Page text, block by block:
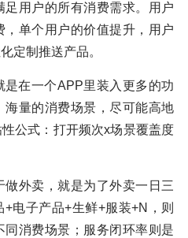
足用户的所有消费需求。用户
单个用户的价值提升，用户
定制推送产品。
在一个APP里装入更多的功
量的消费场景，尽可能高地
公式：打开频次x场景覆盖度
外卖，就是为了外卖一日三
电子产品+生鲜+服装+N，则
消费场景；服务闭环率则是